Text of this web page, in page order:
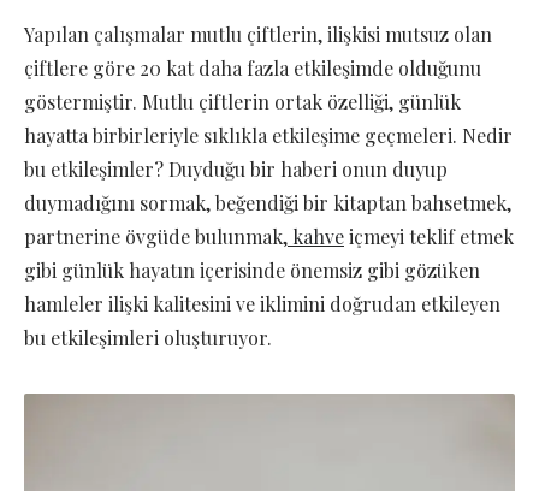
Yapılan çalışmalar mutlu çiftlerin, ilişkisi mutsuz olan
çiftlere göre 20 kat daha fazla etkileşimde olduğunu
göstermiştir. Mutlu çiftlerin ortak özelliği, günlük
hayatta birbirleriyle sıklıkla etkileşime geçmeleri. Nedir
bu etkileşimler? Duyduğu bir haberi onun duyup
duymadığını sormak, beğendiği bir kitaptan bahsetmek,
partnerine övgüde bulunmak, kahveiçmeyi teklif etmek
gibi günlük hayatın içerisinde önemsiz gibi gözüken
hamleler ilişki kalitesini ve iklimini doğrudan etkileyen
bu etkileşimleri oluşturuyor.